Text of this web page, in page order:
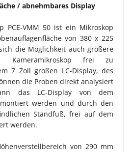
/ abnehmbares Display
PCE-VMM 50 ist ein Mikroskop
von 380 x 225
die Möglichkeit auch größere
frei zu
7 Zoll großen LC-Display, des
die Proben direkt analysiert
das LC-Display von dem
werden und durch den
Standfuß, frei auf dem
werden.
von 290 mm